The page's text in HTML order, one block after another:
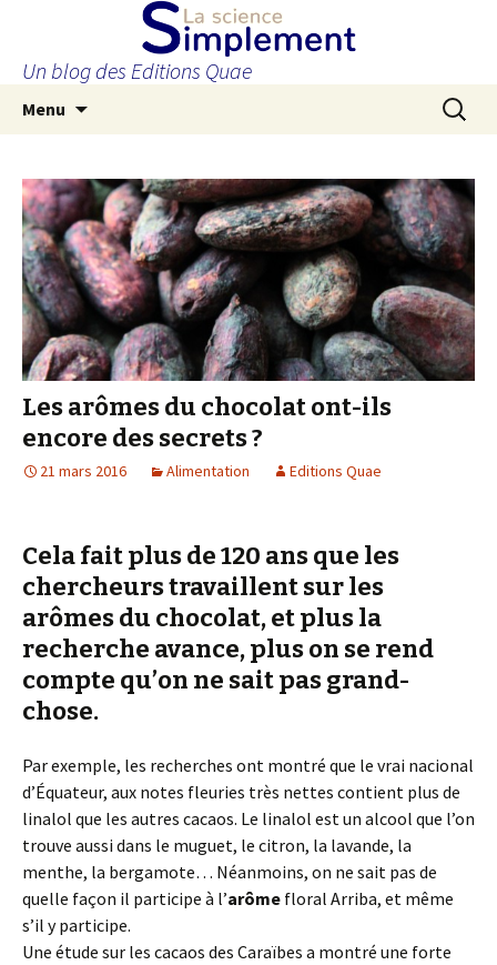
Un blog des Editions Quae
Menu
principal
Les arômes du chocolat ont-ils
encore des secrets ?
21 mars 2016 Alimentation Editions Quae
Cela fait plus de 120 ans que les
chercheurs travaillent sur les
arômes du chocolat, et plus la
recherche avance, plus on se rend
compte qu’on ne sait pas grand-
chose.
Par exemple, les recherches ont montré que le vrai nacional
d’Équateur, aux notes fleuries très nettes contient plus de
linalol que les autres cacaos. Le linalol est un alcool que l’on
trouve aussi dans le muguet, le citron, la lavande, la
menthe, la bergamote… Néanmoins, on ne sait pas de
quelle façon il participe à l’arôme floral Arriba, et même
s’il y participe.
Une étude sur les cacaos des Caraïbes a montré une forte